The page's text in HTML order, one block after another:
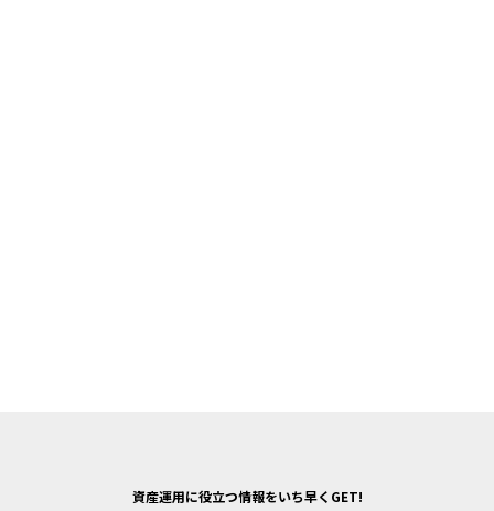
資産運用に役立つ情報をいち早くGET!